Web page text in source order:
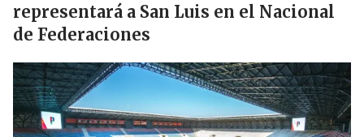
representará a San Luis en el Nacional
de Federaciones